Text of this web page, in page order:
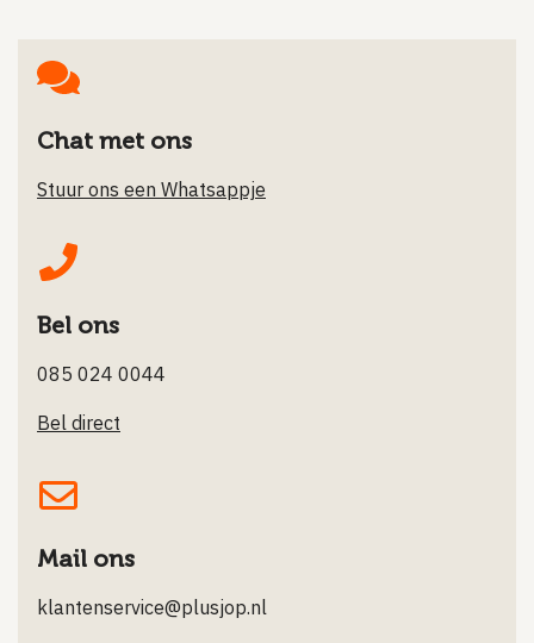
Chat met ons
Stuur ons een Whatsappje
Bel ons
085 024 0044
Bel direct
Mail ons
klantenservice@plusjop.nl